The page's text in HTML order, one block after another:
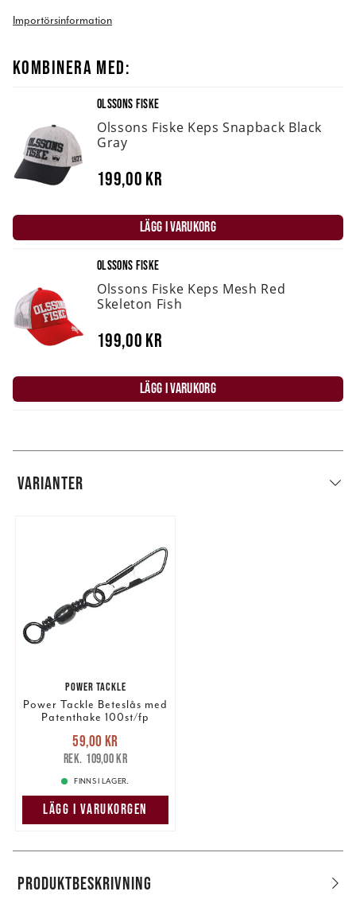
Importörsinformation
KOMBINERA MED:
OLSSONS FISKE
Olssons Fiske Keps Snapback Black
Gray
199,00 kr
LÄGG I VARUKORG
OLSSONS FISKE
Olssons Fiske Keps Mesh Red
Skeleton Fish
199,00 kr
LÄGG I VARUKORG
VARIANTER
POWER TACKLE
Power Tackle Beteslås med
Patenthake 100st/fp
Nuvarande pris
59,00 krTidigare pris
109,00 kr
59,00 kr
109,00 kr
FINNS I LAGER.
LÄGG I VARUKORGEN
PRODUKTBESKRIVNING